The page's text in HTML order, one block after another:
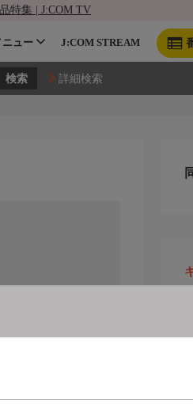
特集 | J:COM TV
ニュー J:COM STREAM
詳細検索